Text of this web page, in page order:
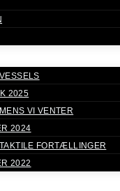
2025
VI VENTER
2024
FORTÆLLINGER
2022